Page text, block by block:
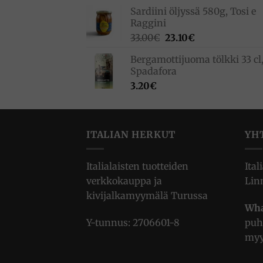
Sardiini öljyssä 580g, Tosi e
Raggini
33.00€ Alkuperäinen
oli:
33.00€.
23.10€Nykyinen
on:
Bergamottijuoma tölkki 33 cl,
Spadafora
3.20€
ITALIAN HERKUT
Italialaisten tuotteiden
verkkokauppa ja
kivijalkamyymälä Turussa
Y-tunnus: 2706601-8